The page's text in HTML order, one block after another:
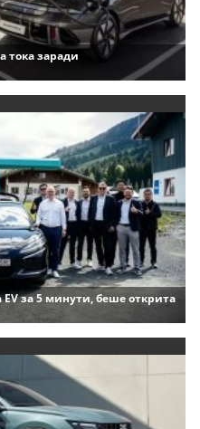
заради
за 5 минути, беше открита